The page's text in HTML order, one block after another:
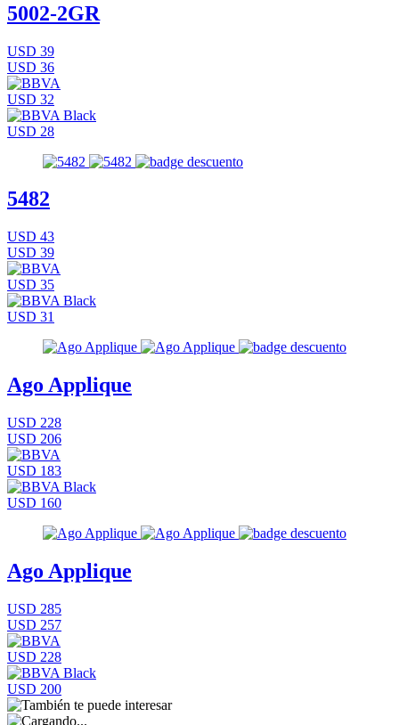
5002-2GR
USD 39
USD 36
USD 32
USD 28
5482
USD 43
USD 39
USD 35
USD 31
Ago Applique
USD 228
USD 206
USD 183
USD 160
Ago Applique
USD 285
USD 257
USD 228
USD 200